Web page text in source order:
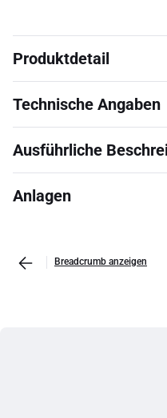
Produktdetail
Technische Angaben
Ausführliche
Anlagen
Breadcrumb anzeigen